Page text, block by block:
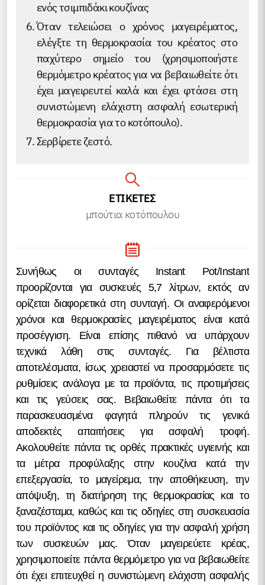
ενός τσιμπιδάκι κουζίνας
Όταν τελειώσει ο χρόνος μαγειρέματος,
ελέγξτε τη θερμοκρασία του κρέατος στο
παχύτερο σημείο του (χρησιμοποιήστε
θερμόμετρο κρέατος για να βεβαιωθείτε ότι
έχει μαγειρευτεί καλά και έχει φτάσει στη
συνιστώμενη ελάχιστη ασφαλή εσωτερική
θερμοκρασία για το κοτόπουλο).
Σερβίρετε ζεστό.
ΕΤΙΚΕΤΕΣ
μπούτια κοτόπουλου
Συνήθως οι συνταγές Instant Pot/Instant
προορίζονται για συσκευές 5,7 λίτρων, εκτός αν
ορίζεται διαφορετικά στη συνταγή. Οι αναφερόμενοι
χρόνοι και θερμοκρασίες μαγειρέματος είναι κατά
προσέγγιση. Είναι επίσης πιθανό να υπάρχουν
τεχνικά λάθη στις συνταγές. Για βέλτιστα
αποτελέσματα, ίσως χρειαστεί να προσαρμόσετε τις
ρυθμίσεις ανάλογα με τα προϊόντα, τις προτιμήσεις
και τις γεύσεις σας. Βεβαιωθείτε πάντα ότι τα
παρασκευασμένα φαγητά πληρούν τις γενικά
αποδεκτές απαιτήσεις για ασφαλή τροφή.
Ακολουθείτε πάντα τις ορθές πρακτικές υγιεινής και
τα μέτρα προφύλαξης στην κουζίνα κατά την
επεξεργασία, το μαγείρεμα, την αποθήκευση, την
απόψυξη, τη διατήρηση της θερμοκρασίας και το
ξαναζέσταμα, καθώς και τις οδηγίες στη συσκευασία
του προϊόντος και τις οδηγίες για την ασφαλή χρήση
των συσκευών μας. Όταν μαγειρεύετε κρέας,
χρησιμοποιείτε πάντα θερμόμετρο για να βεβαιωθείτε
ότι έχει επιτευχθεί η συνιστώμενη ελάχιστη ασφαλής